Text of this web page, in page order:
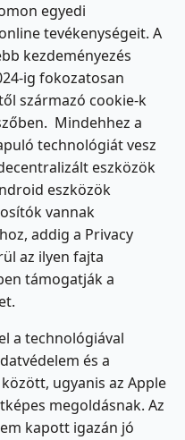
egyedi
tevékenységeit. A
kezdeményezés
ig fokozatosan
származó cookie-k
Mindehhez a
technológiát vesz
eszközök
eszközök
vannak
addig a Privacy
az ilyen fajta
támogatják a
a technológiával
és a
ugyanis az Apple
megoldásnak. Az
kapott igazán jó